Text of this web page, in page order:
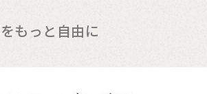
もっと自由に